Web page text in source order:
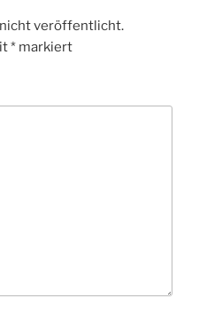
veröffentlicht.
* markiert